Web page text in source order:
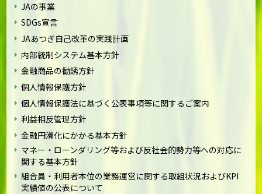
JAの事業
SDGs宣言
JAあつぎ自己改革の実践計画
内部統制システム基本方針
金融商品の勧誘方針
個人情報保護方針
個人情報保護法に基づく公表事項等に関するご案内
利益相反管理方針
金融円滑化にかかる基本方針
マネー・ローンダリング等および反社会的勢力等への対応に
関する基本方針
組合員・利用者本位の業務運営に関する取組状況およびKPI
実績値の公表について